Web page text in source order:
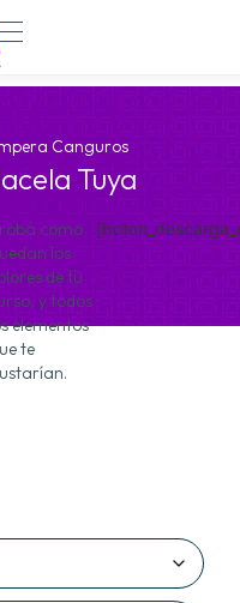
Canguros
Tuya
como
los
de tu
y todos
elementos
te